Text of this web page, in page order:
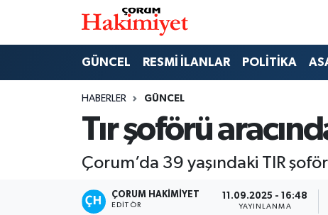
GÜNCEL RESMİ İLANLAR POLİTİKA
HABERLER GÜNCEL
Tır şoförü
Çorum’da 39 yaşındaki TIR
ÇORUM HAKIMIYET
EDITÖR
11.09.2025 - 16:48
YAYINLANMA
EKONOMİ
Nöbetçi Eczaneler
Çorum Namaz Vakitleri
Trafik Durumu
Süper Lig Puan Durumu ve Fikstür